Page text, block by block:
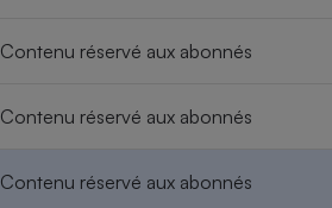
Contenu réservé aux abonnés
Contenu réservé aux abonnés
Contenu réservé aux abonnés